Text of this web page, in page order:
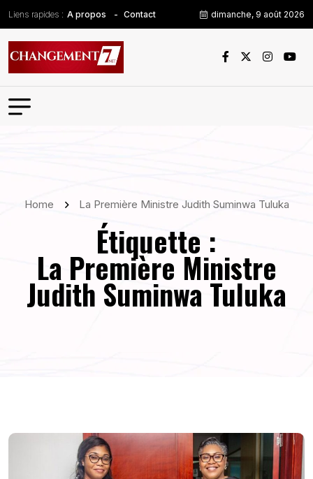
Liens rapides : A propos Contact dimanche, 9 août 2026
Home La Première Ministre Judith Suminwa Tuluka
Étiquette :
La Première Ministre
Judith Suminwa Tuluka